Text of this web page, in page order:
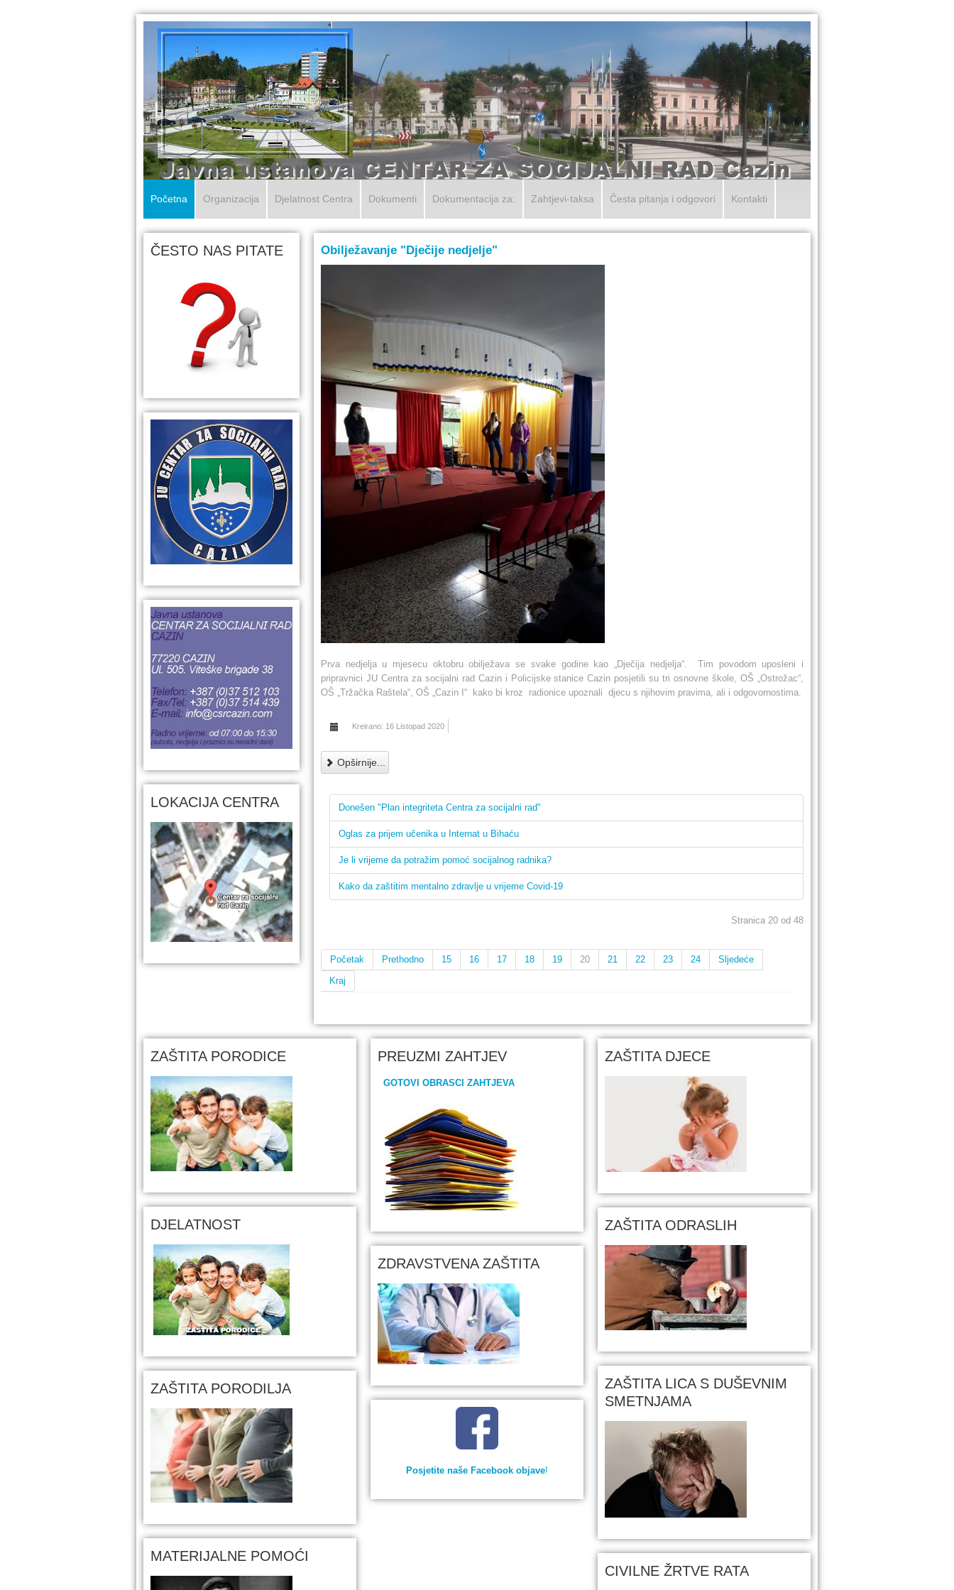
Početna Organizacija Djelatnost Centra Dokumenti Dokumentacija za: Zahtjevi-taksa Česta pitanja i odgovori Kontakti
ČESTO NAS PITATE
LOKACIJA CENTRA
Obilježavanje "Dječije nedjelje"
Prva nedjelja u mjesecu oktobru obilježava se svake godine kao „Dječija nedjelja“. Tim povodom uposleni i
pripravnici JU Centra za socijalni rad Cazin i Policijske stanice Cazin posjetili su tri osnovne škole, OŠ „Ostrožac“,
OŠ „Tržačka Raštela“, OŠ „Cazin I“ kako bi kroz radionice upoznali djecu s njihovim pravima, ali i odgovornostima.
Kreirano: 16 Listopad 2020
Opširnije...
Donešen "Plan integriteta Centra za socijalni rad"
Oglas za prijem učenika u Internat u Bihaću
Je li vrijeme da potražim pomoć socijalnog radnika?
Kako da zaštitim mentalno zdravlje u vrijeme Covid-19
Stranica 20 od 48
Početak Prethodno 15 16 17 18 19 20 21 22 23 24
Sljedeće
Kraj
ZAŠTITA PORODICE
DJELATNOST
ZAŠTITA PORODILJA
MATERIJALNE POMOĆI
PREUZMI ZAHTJEV
GOTOVI OBRASCI ZAHTJEVA
ZDRAVSTVENA ZAŠTITA
Posjetite naše Facebook objave!
ZAŠTITA DJECE
ZAŠTITA ODRASLIH
ZAŠTITA LICA S DUŠEVNIM
SMETNJAMA
CIVILNE ŽRTVE RATA